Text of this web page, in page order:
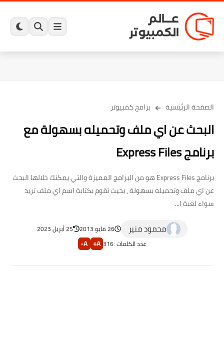
الصفحة الرئيسية برامج كمبيوتر
البحث عن اي ملف وتحميله بسهولة مع
برنامج Express Files
برنامج Express Files هو من البرامج المميزة والتي يمكنك خلالها البحث
عن اي ملف وتحميله بسهولة ، بحيث تقوم بكتابة اسم اي ملف تريد
سواء لعبة ا...
محمود منير 26 مايو 2013
25 أبريل 2023
عدد الكلمات :316
A+
A-